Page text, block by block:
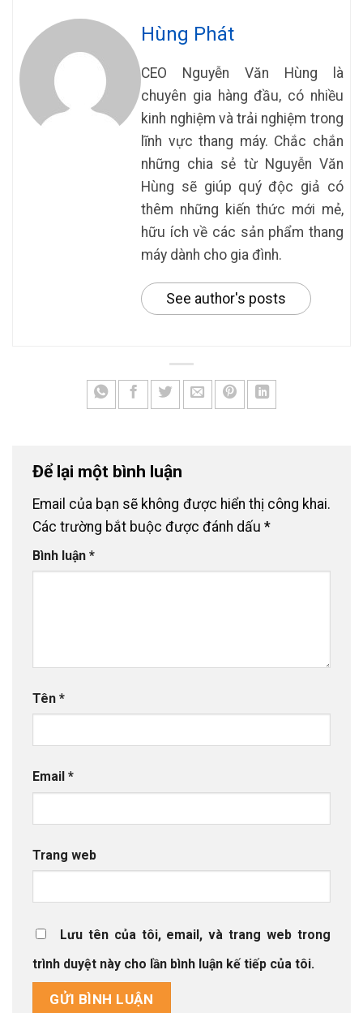
Hùng Phát
CEO Nguyễn Văn Hùng là
chuyên gia hàng đầu, có nhiều
kinh nghiệm và trải nghiệm trong
lĩnh vực thang máy. Chắc chắn
những chia sẻ từ Nguyễn Văn
Hùng sẽ giúp quý độc giả có
thêm những kiến thức mới mẻ,
hữu ích về các sản phẩm thang
máy dành cho gia đình.
See author's posts
Để lại một bình luận
Email của bạn sẽ không được hiển thị công khai.
Các trường bắt buộc được đánh dấu *
Bình luận *
Tên *
Email *
Trang web
Lưu tên của tôi, email, và trang web trong
trình duyệt này cho lần bình luận kế tiếp của tôi.